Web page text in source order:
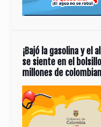
¡Bajó la gasolina y el
se siente en el
millones de
Reproductor
de
vídeo